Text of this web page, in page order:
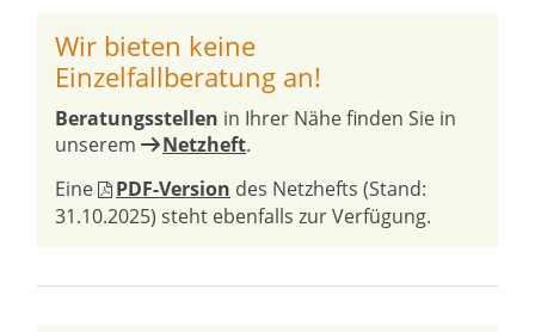
Wir bieten keine
Einzelfallberatung an!
Beratungsstellen in Ihrer Nähe finden Sie in
unserem
Netzheft.
Eine
PDF-Version des Netzhefts (Stand:
31.10.2025) steht ebenfalls zur Verfügung.